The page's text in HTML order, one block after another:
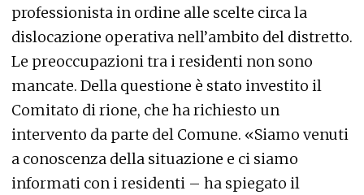
professionista in ordine alle scelte circa la
dislocazione operativa nell’ambito del distretto.
Le preoccupazioni tra i residenti non sono
mancate. Della questione è stato investito il
Comitato di rione, che ha richiesto un
intervento da parte del Comune. «Siamo venuti
a conoscenza della situazione e ci siamo
informati con i residenti – ha spiegato il